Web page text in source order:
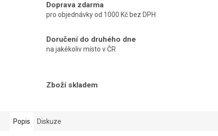
Doprava zdarma
pro objednávky od 1000 Kč bez DPH
Doručení do druhého dne
na jakékoliv místo v ČR
Zboží skladem
Popis Diskuze